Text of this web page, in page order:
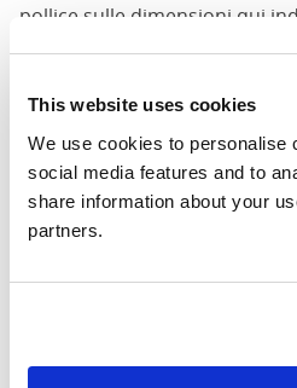
This website uses cookies
We use cookies to personalise
social media features and to
share information about your
partners.
pollice sulle dimensioni qui
La tua opzione non è
personalizzare i nostri
esigenze. Inviaci un'e-mail per
personalizzazioni che